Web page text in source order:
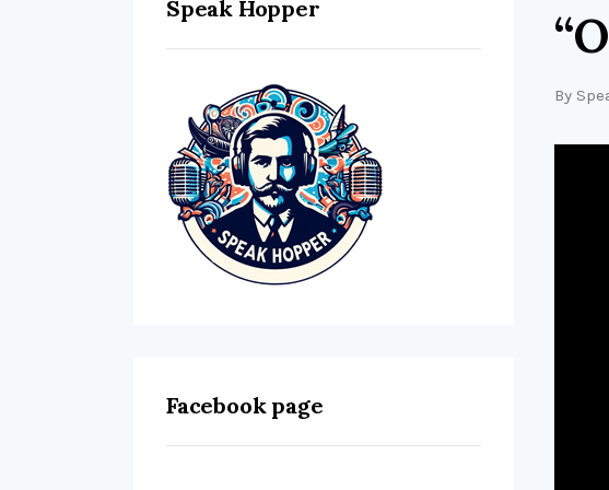
By
Speak Hopper
Facebook page